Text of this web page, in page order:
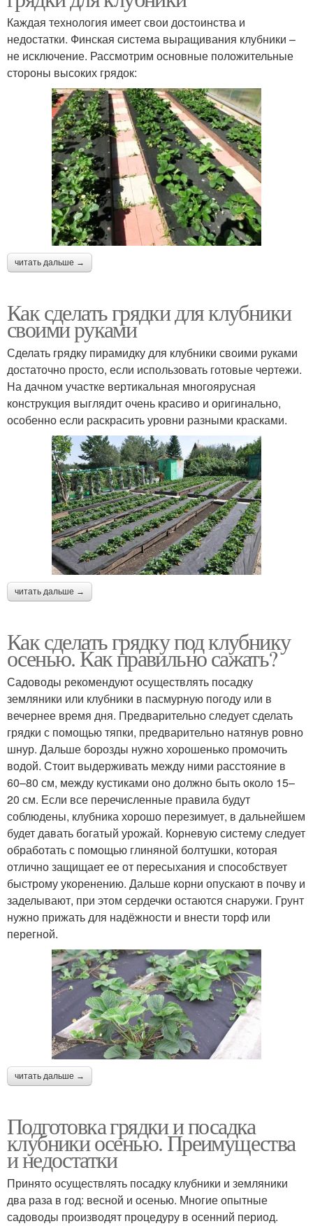
Каждая технология имеет свои достоинства и
недостатки. Финская система выращивания клубники –
не исключение. Рассмотрим основные положительные
стороны высоких грядок:
читать дальше →
Как сделать грядки для клубники
своими руками
Сделать грядку пирамидку для клубники своими руками
достаточно просто, если использовать готовые чертежи.
На дачном участке вертикальная многоярусная
конструкция выглядит очень красиво и оригинально,
особенно если раскрасить уровни разными красками.
читать дальше →
Как сделать грядку под клубнику
осенью. Как правильно сажать?
Садоводы рекомендуют осуществлять посадку
земляники или клубники в пасмурную погоду или в
вечернее время дня. Предварительно следует сделать
грядки с помощью тяпки, предварительно натянув ровно
шнур. Дальше борозды нужно хорошенько промочить
водой. Стоит выдерживать между ними расстояние в
60–80 см, между кустиками оно должно быть около 15–
20 см. Если все перечисленные правила будут
соблюдены, клубника хорошо перезимует, в дальнейшем
будет давать богатый урожай. Корневую систему следует
обработать с помощью глиняной болтушки, которая
отлично защищает ее от пересыхания и способствует
быстрому укоренению. Дальше корни опускают в почву и
заделывают, при этом сердечки остаются снаружи. Грунт
нужно прижать для надёжности и внести торф или
перегной.
читать дальше →
Подготовка грядки и посадка
клубники осенью. Преимущества
и недостатки
Принято осуществлять посадку клубники и земляники
два раза в год: весной и осенью. Многие опытные
садоводы производят процедуру в осенний период.